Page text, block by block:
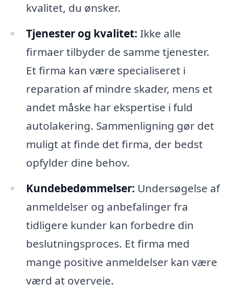
kvalitet, du ønsker.
Tjenester og kvalitet: Ikke alle
firmaer tilbyder de samme tjenester.
Et firma kan være specialiseret i
reparation af mindre skader, mens et
andet måske har ekspertise i fuld
autolakering. Sammenligning gør det
muligt at finde det firma, der bedst
opfylder dine behov.
Kundebedømmelser: Undersøgelse af
anmeldelser og anbefalinger fra
tidligere kunder kan forbedre din
beslutningsproces. Et firma med
mange positive anmeldelser kan være
værd at overveje.